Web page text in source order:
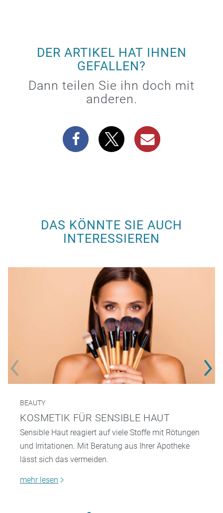
DER ARTIKEL HAT IHNEN
GEFALLEN?
Dann teilen Sie ihn doch mit
anderen.
DAS KÖNNTE SIE AUCH
INTERESSIEREN
BEAUTY
KOSMETIK FÜR SENSIBLE HAUT
Sensible Haut reagiert auf viele Stoffe mit Rötungen
und Irritationen. Mit Beratung aus Ihrer Apotheke
lässt sich das vermeiden.
mehr lesen